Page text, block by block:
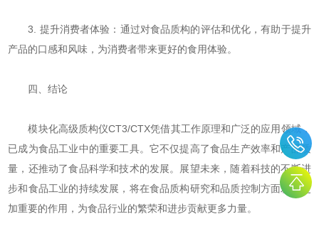
3. 提升消费者体验：通过对食品质构的评估和优化，有助于提升
产品的口感和风味，为消费者带来更好的食用体验。
四、结论
模块化高级质构仪CT3/CTX凭借其工作原理和广泛的应用领域，
已成为食品工业中的重要工具。它不仅提高了食品生产效率和产品质
量，还推动了食品科学和技术的发展。展望未来，随着科技的不断进
步和食品工业的持续发展，将在食品质构研究和品质控制方面发挥更
加重要的作用，为食品行业的繁荣和进步贡献更多力量。